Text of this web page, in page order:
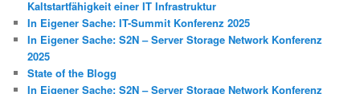
Kaltstartfähigkeit einer IT Infrastruktur
In Eigener Sache: IT-Summit Konferenz 2025
In Eigener Sache: S2N – Server Storage Network Konferenz
2025
State of the Blogg
In Eigener Sache: S2N – Server Storage Network Konferenz